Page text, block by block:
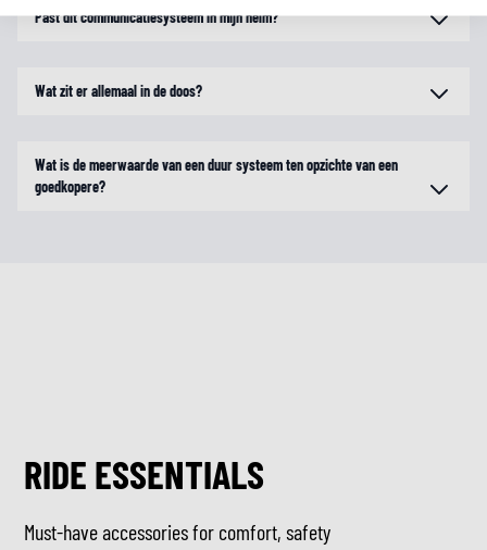
Past dit communicatiesysteem in mijn helm?
Wat zit er allemaal in de doos?
Wat is de meerwaarde van een duur systeem ten opzichte van een
goedkopere?
RIDE ESSENTIALS
Must-have accessories for comfort, safety